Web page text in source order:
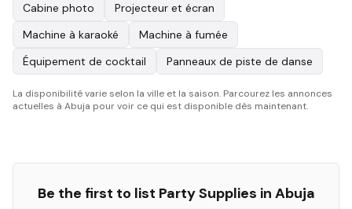
Cabine photo
Projecteur et écran
Machine à karaoké
Machine à fumée
Équipement de cocktail
Panneaux de piste de danse
La disponibilité varie selon la ville et la saison. Parcourez les annonces
actuelles à Abuja pour voir ce qui est disponible dès maintenant.
Be the first to list Party Supplies in Abuja